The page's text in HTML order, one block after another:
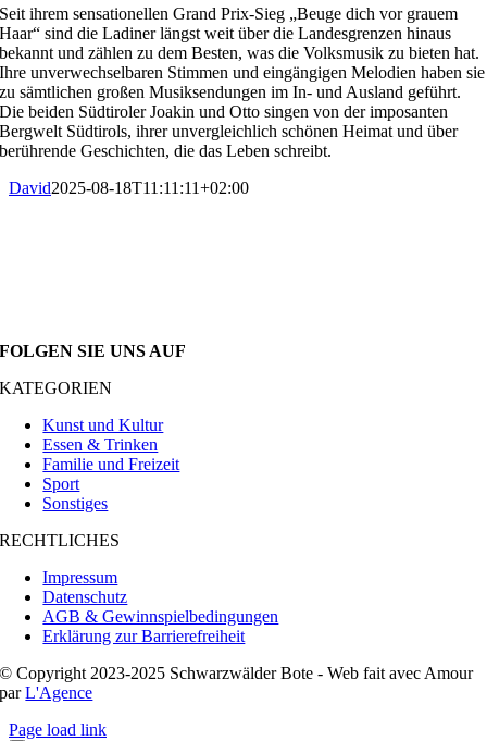
Seit ihrem sensationellen Grand Prix-Sieg „Beuge dich vor grauem
Haar“ sind die Ladiner längst weit über die Landesgrenzen hinaus
bekannt und zählen zu dem Besten, was die Volksmusik zu bieten hat.
Ihre unverwechselbaren Stimmen und eingängigen Melodien haben sie
zu sämtlichen großen Musiksendungen im In- und Ausland geführt.
Die beiden Südtiroler Joakin und Otto singen von der imposanten
Bergwelt Südtirols, ihrer unvergleichlich schönen Heimat und über
berührende Geschichten, die das Leben schreibt.
David2025-08-18T11:11:11+02:00
FOLGEN SIE UNS AUF
KATEGORIEN
Kunst und Kultur
Essen & Trinken
Familie und Freizeit
Sport
Sonstiges
RECHTLICHES
Impressum
Datenschutz
AGB & Gewinnspielbedingungen
Erklärung zur Barrierefreiheit
© Copyright 2023-2025 Schwarzwälder Bote - Web fait avec Amour
parL'Agence
Page load link